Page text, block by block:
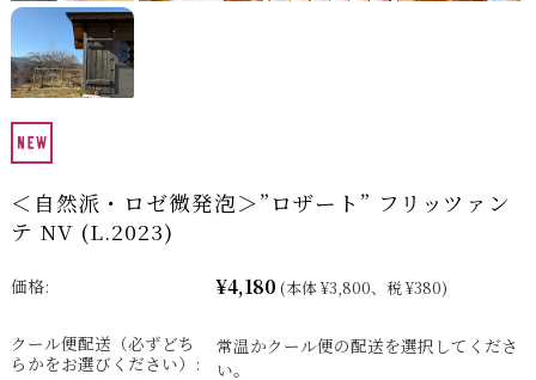
＜自然派・ロゼ微発泡＞”ロザート” フリッツァン
テ NV (L.2023)
価格: ¥4,180 (本体 ¥3,800、税 ¥380)
クール便配送（必ずどち
らかをお選びください）:
常温かクール便の配送を選択してくださ
い。